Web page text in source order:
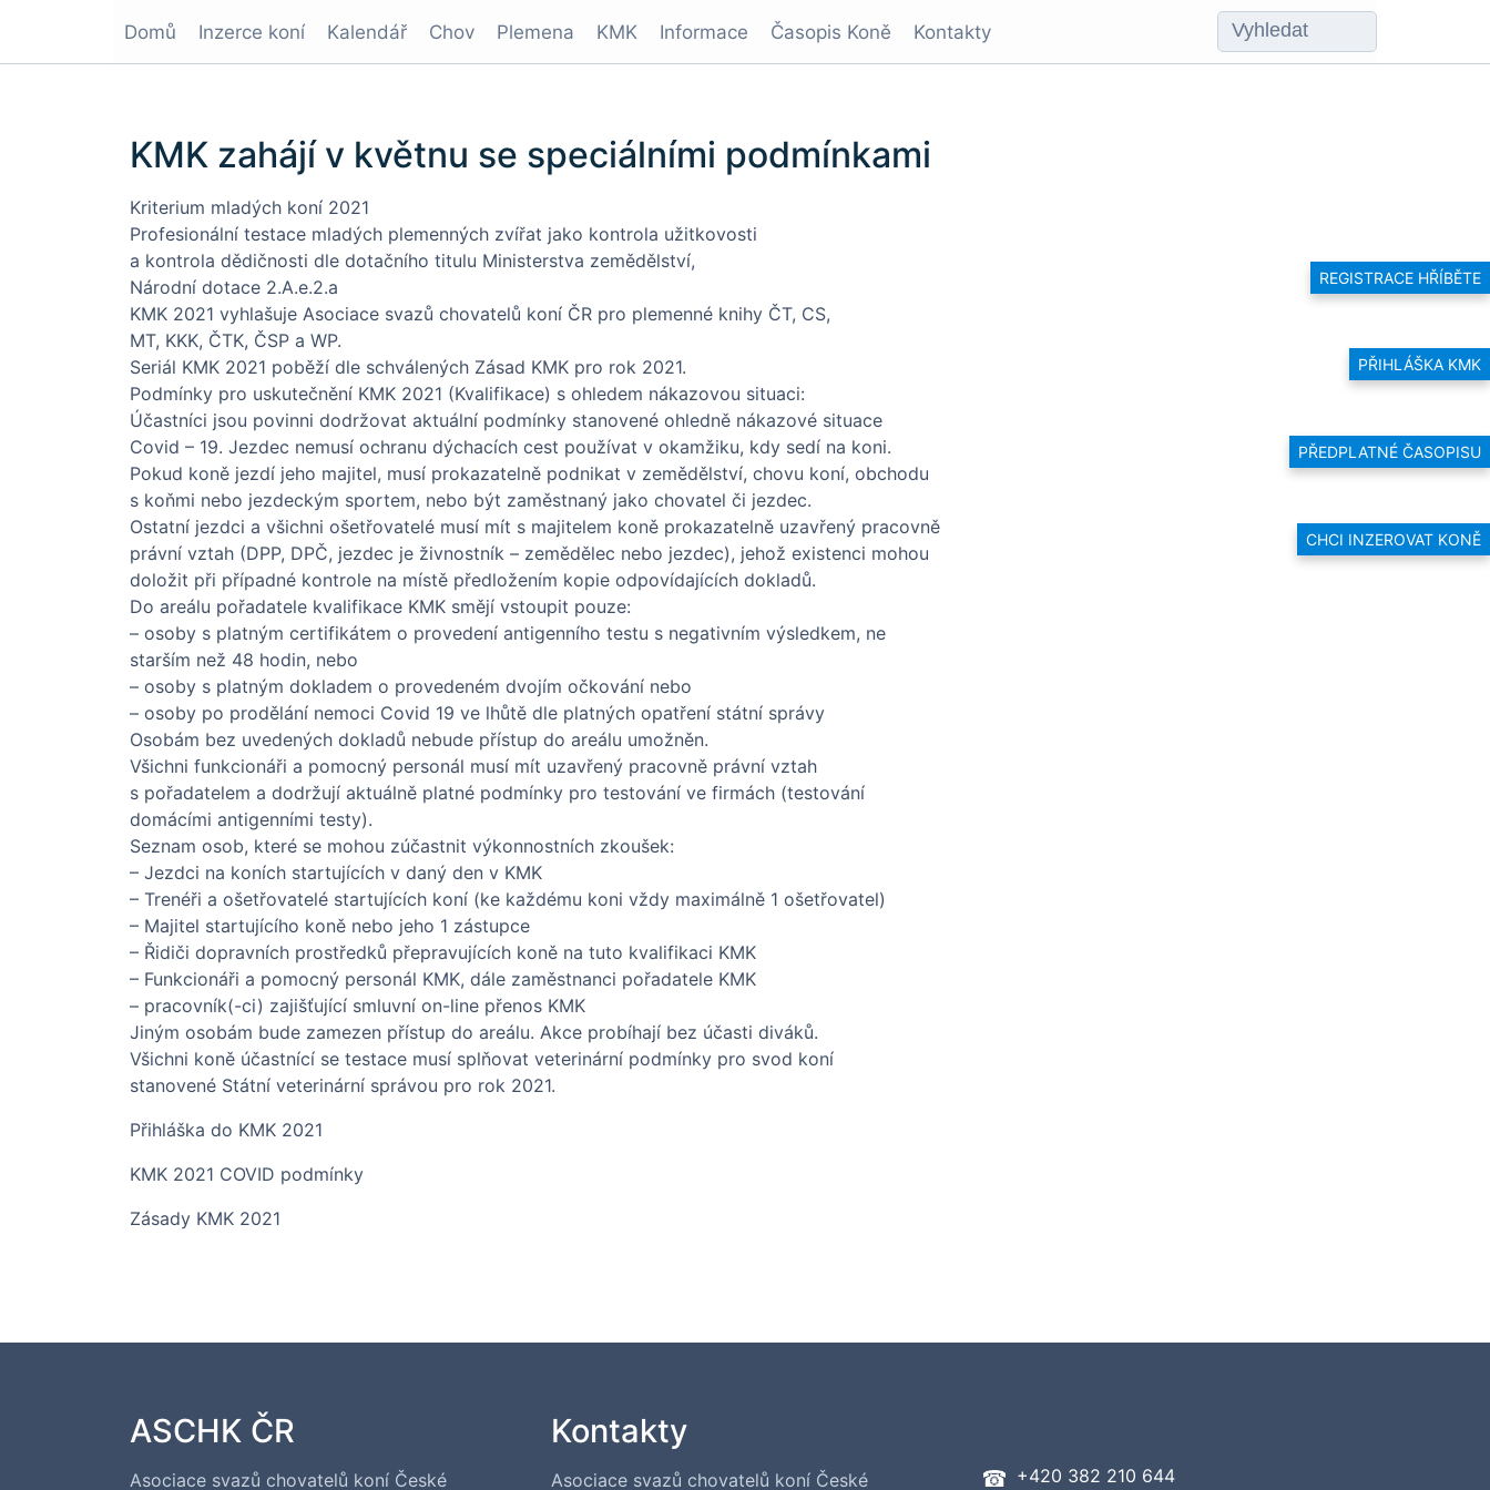
REGISTRACE HŘÍBĚTE
PŘIHLÁŠKA KMK
PŘEDPLATNÉ ČASOPISU
CHCI INZEROVAT KONĚ
Domů Inzerce koní Kalendář Chov Plemena KMK Informace Časopis Koně Kontakty
KMK zahájí v květnu se speciálními podmínkami
Kriterium mladých koní 2021
Profesionální testace mladých plemenných zvířat jako kontrola užitkovosti
a kontrola dědičnosti dle dotačního titulu Ministerstva zemědělství,
Národní dotace 2.A.e.2.a
KMK 2021 vyhlašuje Asociace svazů chovatelů koní ČR pro plemenné knihy ČT, CS,
MT, KKK, ČTK, ČSP a WP.
Seriál KMK 2021 poběží dle schválených Zásad KMK pro rok 2021.
Podmínky pro uskutečnění KMK 2021 (Kvalifikace) s ohledem nákazovou situaci:
Účastníci jsou povinni dodržovat aktuální podmínky stanovené ohledně nákazové situace
Covid – 19. Jezdec nemusí ochranu dýchacích cest používat v okamžiku, kdy sedí na koni.
Pokud koně jezdí jeho majitel, musí prokazatelně podnikat v zemědělství, chovu koní, obchodu
s koňmi nebo jezdeckým sportem, nebo být zaměstnaný jako chovatel či jezdec.
Ostatní jezdci a všichni ošetřovatelé musí mít s majitelem koně prokazatelně uzavřený pracovně
právní vztah (DPP, DPČ, jezdec je živnostník – zemědělec nebo jezdec), jehož existenci mohou
doložit při případné kontrole na místě předložením kopie odpovídajících dokladů.
Do areálu pořadatele kvalifikace KMK smějí vstoupit pouze:
– osoby s platným certifikátem o provedení antigenního testu s negativním výsledkem, ne
starším než 48 hodin, nebo
– osoby s platným dokladem o provedeném dvojím očkování nebo
– osoby po prodělání nemoci Covid 19 ve lhůtě dle platných opatření státní správy
Osobám bez uvedených dokladů nebude přístup do areálu umožněn.
Všichni funkcionáři a pomocný personál musí mít uzavřený pracovně právní vztah
s pořadatelem a dodržují aktuálně platné podmínky pro testování ve firmách (testování
domácími antigenními testy).
Seznam osob, které se mohou zúčastnit výkonnostních zkoušek:
– Jezdci na koních startujících v daný den v KMK
– Trenéři a ošetřovatelé startujících koní (ke každému koni vždy maximálně 1 ošetřovatel)
– Majitel startujícího koně nebo jeho 1 zástupce
– Řidiči dopravních prostředků přepravujících koně na tuto kvalifikaci KMK
– Funkcionáři a pomocný personál KMK, dále zaměstnanci pořadatele KMK
– pracovník(-ci) zajišťující smluvní on-line přenos KMK
Jiným osobám bude zamezen přístup do areálu. Akce probíhají bez účasti diváků.
Všichni koně účastnící se testace musí splňovat veterinární podmínky pro svod koní
stanovené Státní veterinární správou pro rok 2021.
Přihláška do KMK 2021
KMK 2021 COVID podmínky
Zásady KMK 2021
ASCHK ČR
Asociace svazů chovatelů koní České
Kontakty
Asociace svazů chovatelů koní České +420 382 210 644